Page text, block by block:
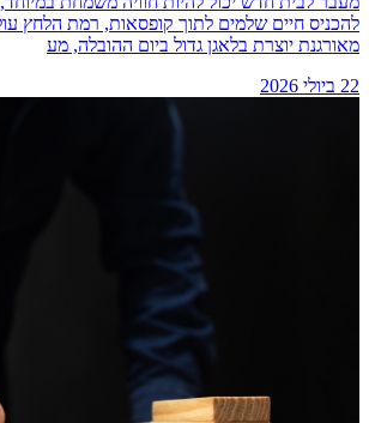
להכניס חיים שלמים לתוך קופסאות, רמת הלחץ
מאורגנת יוצרת בלאגן גדול ביום ההובלה, מע
22 ביולי 2026